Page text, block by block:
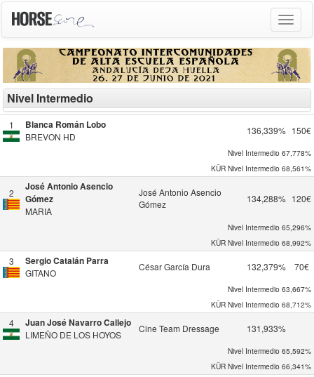
Toggle
Nivel Intermedio
1 Blanca Román Lobo
BREVON HD
136,339% 150€
Nivel Intermedio 67,778%
KÜR Nivel Intermedio 68,561%
2
José Antonio Asencio
Gómez
MARIA
José Antonio Asencio
Gómez
134,288% 120€
Nivel Intermedio 65,296%
KÜR Nivel Intermedio 68,992%
3 Sergio Catalán Parra
GITANO
César García Dura 132,379% 70€
Nivel Intermedio 63,667%
KÜR Nivel Intermedio 68,712%
4 Juan José Navarro Callejo
LIMEÑO DE LOS HOYOS
Cine Team Dressage 131,933%
Nivel Intermedio 65,592%
KÜR Nivel Intermedio 66,341%